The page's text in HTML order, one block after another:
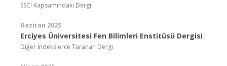
SSCI Kapsamındaki Dergi
Haziran 2025
Erciyes Üniversitesi Fen Bilimleri Enstitüsü Dergisi
Diğer İndekslerce Taranan Dergi